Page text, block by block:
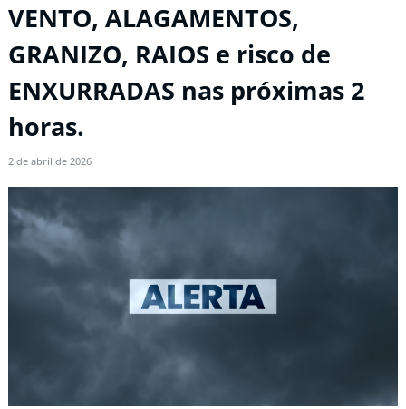
VENTO, ALAGAMENTOS,
GRANIZO, RAIOS e risco de
ENXURRADAS nas próximas 2
horas.
2 de abril de 2026